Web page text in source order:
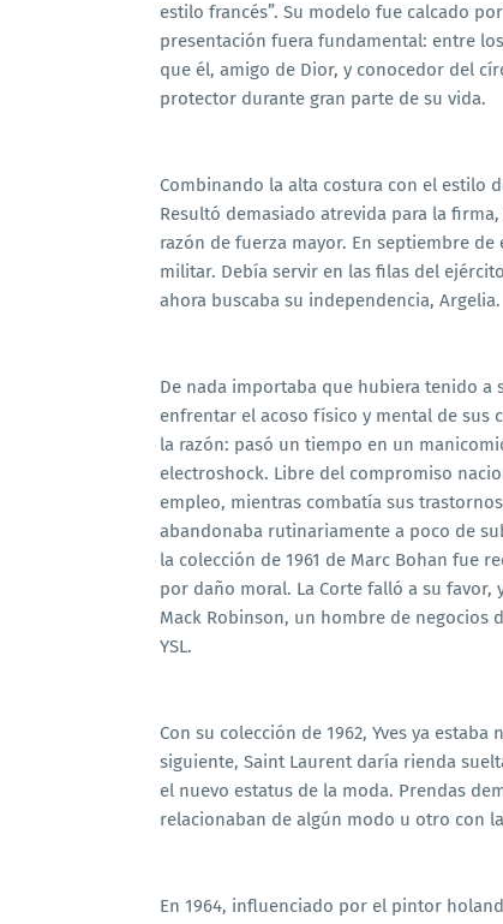
estilo francés”. Su modelo fue calcado
presentación fuera fundamental: entre
que él, amigo de Dior, y conocedor del
protector durante gran parte de su vida.
Combinando la alta costura con el estilo
Resultó demasiado atrevida para la
razón de fuerza mayor. En septiembre
militar. Debía servir en las filas del
ahora buscaba su independencia, Argelia.
De nada importaba que hubiera tenido a
enfrentar el acoso físico y mental de sus
la razón: pasó un tiempo en un
electroshock. Libre del compromiso
empleo, mientras combatía sus
abandonaba rutinariamente a poco de
la colección de 1961 de Marc Bohan fue
por daño moral. La Corte falló a su favor,
Mack Robinson, un hombre de negocios
YSL.
Con su colección de 1962, Yves ya
siguiente, Saint Laurent daría rienda
el nuevo estatus de la moda. Prendas
relacionaban de algún modo u otro con
En 1964, influenciado por el pintor